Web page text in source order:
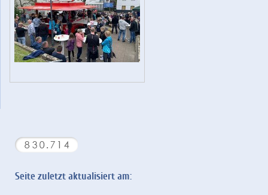
Seite zuletzt aktualisiert am: